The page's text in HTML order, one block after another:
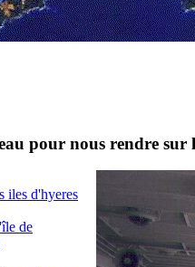
pour nous rendre sur
iles d'hyeres
de